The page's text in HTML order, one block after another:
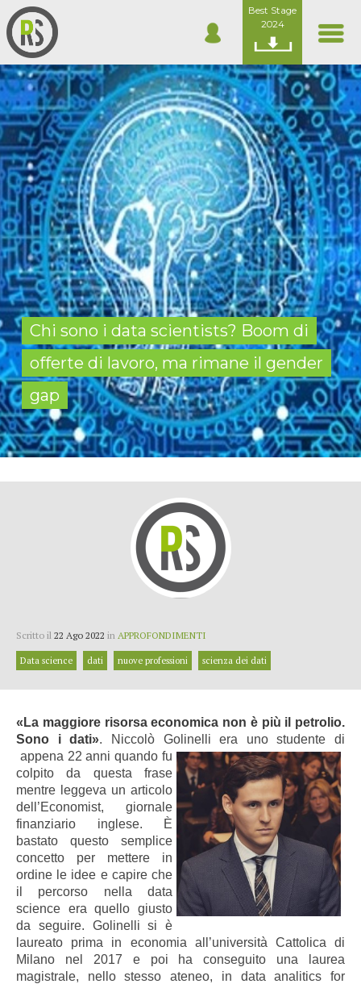
Best Stage
2024
Chi sono i data scientists? Boom di
offerte di lavoro, ma rimane il gender
gap
Scritto il 22 Ago 2022 in APPROFONDIMENTI
Data science dati nuove professioni scienza dei dati
«La maggiore risorsa economica non è più il petrolio.
Sono i dati». Niccolò Golinelli era uno studente di
appena 22 anni quando fu
colpito da questa frase
mentre leggeva un articolo
dell’Economist, giornale
finanziario inglese. È
bastato questo semplice
concetto per mettere in
ordine le idee e capire che
il percorso nella data
science era quello giusto
da seguire. Golinelli si è
laureato prima in economia all’università Cattolica di
Milano nel 2017 e poi ha conseguito una laurea
magistrale, nello stesso ateneo, in data analitics for